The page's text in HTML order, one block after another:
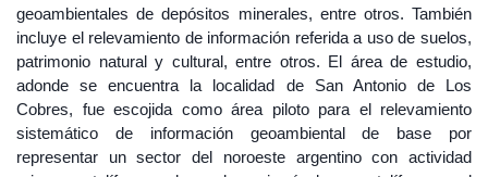
geoambientales de depósitos minerales, entre otros. También
incluye el relevamiento de información referida a uso de suelos,
patrimonio natural y cultural, entre otros. El área de estudio,
adonde se encuentra la localidad de San Antonio de Los
Cobres, fue escojida como área piloto para el relevamiento
sistemático de información geoambiental de base por
representar un sector del noroeste argentino con actividad